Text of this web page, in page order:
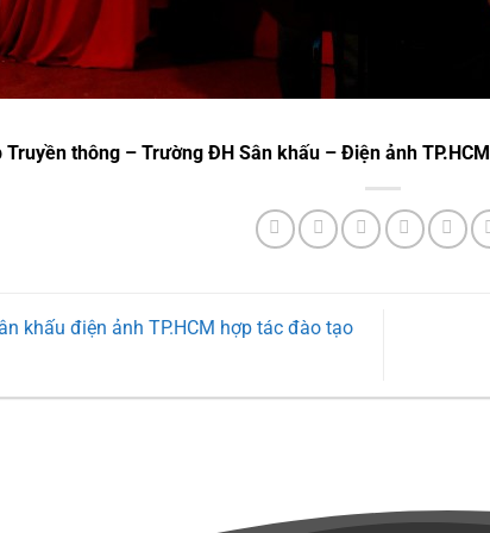
Truyền thông – Trường ĐH Sân khấu – Điện ảnh TP.HCM
khấu điện ảnh TP.HCM hợp tác đào tạo